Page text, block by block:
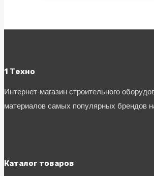
1 Техно
Интернет-магазин строительного
материалов самых популярных брендов
Каталог товаров